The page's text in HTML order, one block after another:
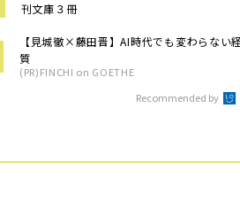
刊文庫３冊
【見城徹×藤田晋】AI時代でも変わらない
質
(PR)FINCHI on GOETHE
Recommended by